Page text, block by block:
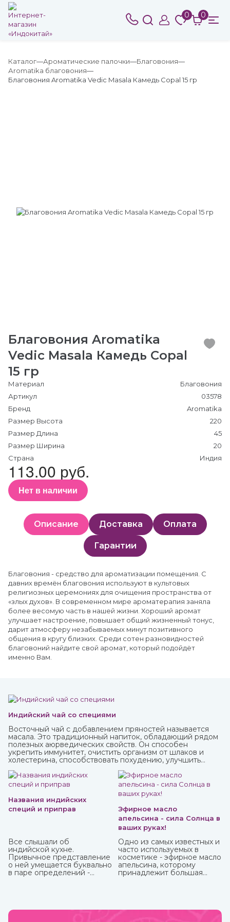
0 0
Каталог Ароматические палочки
Благовония
Аromatika благовония
Благовония Aromatika Vedic Masala Камедь Copal 15 гр
Благовония Aromatika
Vedic Masala Камедь Copal
15 гр
Материал
Благовония
Артикул
03578
Бренд
Aromatika
Размер Высота
220
Размер Длина
45
Размер Ширина
20
Страна
Индия
113.00 руб.
Нет в наличии
Описание Доставка Оплата
Гарантии
Благовония - средство для ароматизации помещения. С
давних времён благовония используют в культовых
религиозных церемониях для очищения пространства от
«злых духов». В современном мире ароматерапия заняла
более весомую часть в нашей жизни. Хороший аромат
улучшает настроение, повышает общий жизненный тонус,
дарит атмосферу незабываемых минут позитивного
общения в кругу близких. Среди сотен разновидностей
благовоний найдите свой аромат, который подойдёт
именно Вам.
Индийский чай со специями
Восточный чай с добавлением пряностей называется
масала. Это традиционный напиток, обладающий рядом
полезных аюрведических свойств. Он способен
укрепить иммунитет, очистить организм от шлаков и
холестерина, способствовать похудению, улучшить
Названия индийских
специй и приправ
Все слышали об
индийской кухне.
Привычное представление
о ней умещается буквально
в паре определений -
можно сказать о пищевых
Эфирное масло
апельсина - сила Солнца в
ваших руках!
Одно из самых известных и
часто используемых в
косметике - эфирное масло
апельсина, которому
принадлежит большая
получения. Это яркий,